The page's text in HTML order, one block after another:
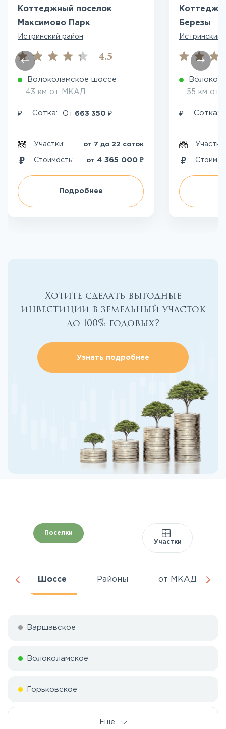
Коттеджный поселок
Максимово Парк
Истринский район
4.5
Волоколамское шоссе
43 км от МКАД
₽ Сотка: От 663 350 ₽
Участки: от 7 до 22 соток
Стоимость: от 4 365 000 ₽
Подробнее
Березы
Истринский
55 км от
₽ Сотка:
Участки:
Хотите сделать выгодные
инвестиции в земельный участок
до 100% годовых?
Узнать подробнее
Поселки
Участки
Шоссе Районы от МКАД
Варшавское
Волоколамское
Горьковское
Ещё